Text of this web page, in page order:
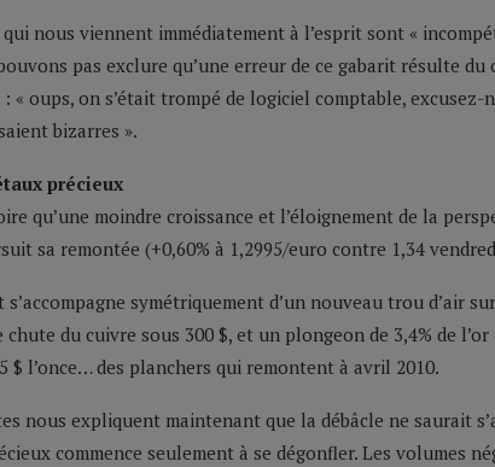
nous viennent immédiatement à l’esprit sont «
pas exclure qu’une erreur de ce gabarit résulte du
« oups, on s’était trompé de logiciel comptable,
bizarres ».
précieux
qu’une moindre croissance et l’éloignement de la
sa remontée (+0,60% à 1,2995/euro contre 1,34
s’accompagne symétriquement d’un nouveau trou d’air
du cuivre sous 300 $, et un plongeon de 3,4% de
$ l’once… des planchers qui remontent à avril 2010.
nous expliquent maintenant que la débâcle ne saurait
commence seulement à se dégonfler. Les volumes